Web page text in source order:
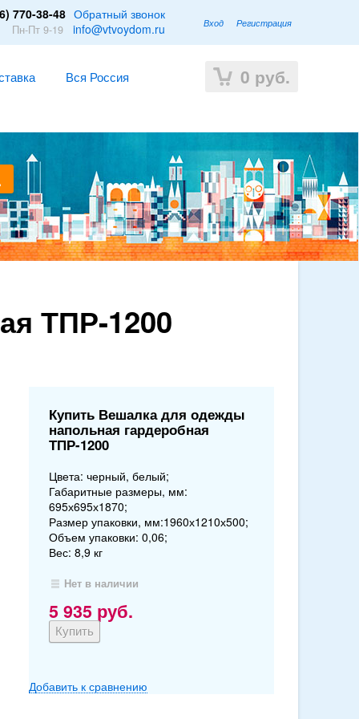
Вход Регистрация
770-38-48 Обратный звонок
Пн-Пт 9-19 info@vtvoydom.ru
0 руб.
Вся Россия
ТПР-1200
Купить Вешалка для одежды
напольная гардеробная
ТПР-1200
Цвета: черный, белый;
Габаритные размеры, мм:
695х695х1870;
Размер упаковки, мм:1960х1210х500;
Объем упаковки: 0,06;
Вес: 8,9 кг
Нет в наличии
5 935 руб.
Добавить к сравнению